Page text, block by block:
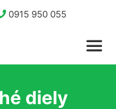
0915 950 055
diely